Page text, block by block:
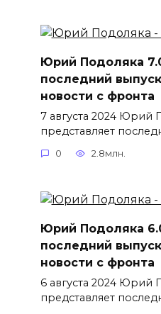
Юрий Подоляка
последний
новости с фронта
7 августа 2024 Юрий
представляет
0 2.8млн.
Юрий Подоляка
последний
новости с фронта
6 августа 2024 Юрий
представляет